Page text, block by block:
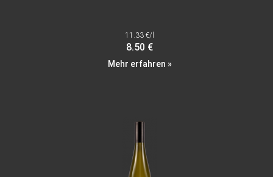
11.33 €/l
8.50 €
Mehr erfahren »